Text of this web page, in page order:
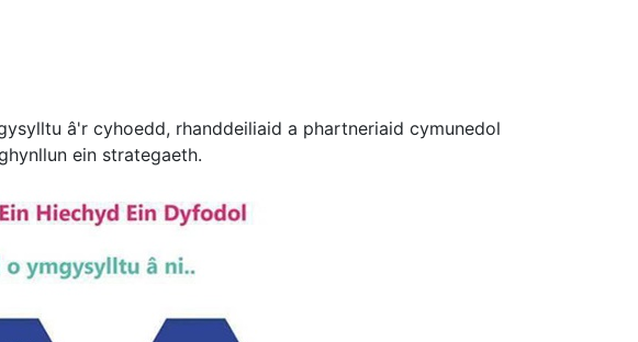
â'r cyhoedd, rhanddeiliaid a phartneriaid cymunedol
ein strategaeth.